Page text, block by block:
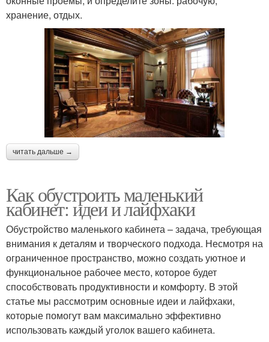
хранение, отдых.
читать дальше →
Как обустроить маленький
кабинет: идеи и лайфхаки
Обустройство маленького кабинета – задача, требующая
внимания к деталям и творческого подхода. Несмотря на
ограниченное пространство, можно создать уютное и
функциональное рабочее место, которое будет
способствовать продуктивности и комфорту. В этой
статье мы рассмотрим основные идеи и лайфхаки,
которые помогут вам максимально эффективно
использовать каждый уголок вашего кабинета.